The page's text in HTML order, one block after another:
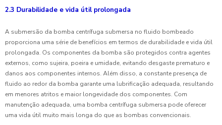
2.3 Durabilidade e vida útil prolongada
A submersão da bomba centrífuga submersa no fluido bombeado
proporciona uma série de benefícios em termos de durabilidade e vida útil
prolongada. Os componentes da bomba são protegidos contra agentes
externos, como sujeira, poeira e umidade, evitando desgaste prematuro e
danos aos componentes internos. Além disso, a constante presença de
fluido ao redor da bomba garante uma lubrificação adequada, resultando
em menores atritos e maior longevidade dos componentes. Com
manutenção adequada, uma bomba centrífuga submersa pode oferecer
uma vida útil muito mais longa do que as bombas convencionais.